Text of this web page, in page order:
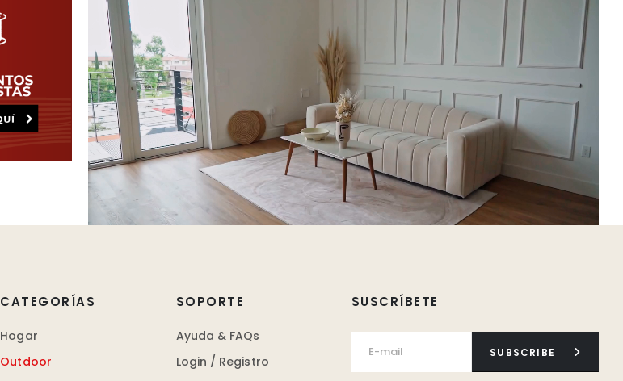
vídeo
SUSCRÍBETE
SUBSCRIBE
CATEGORÍAS
Hogar
Outdoor
SOPORTE
Ayuda & FAQs
Login / Registro